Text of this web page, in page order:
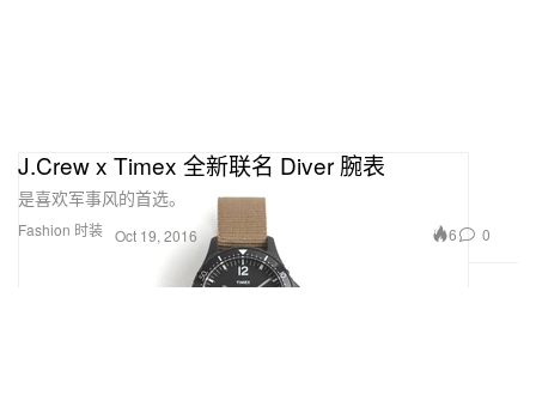
Fashion 时装
J.Crew x Timex 全新联名 Diver 腕表
是喜欢军事风的首选。
Oct 19, 2016 6 0